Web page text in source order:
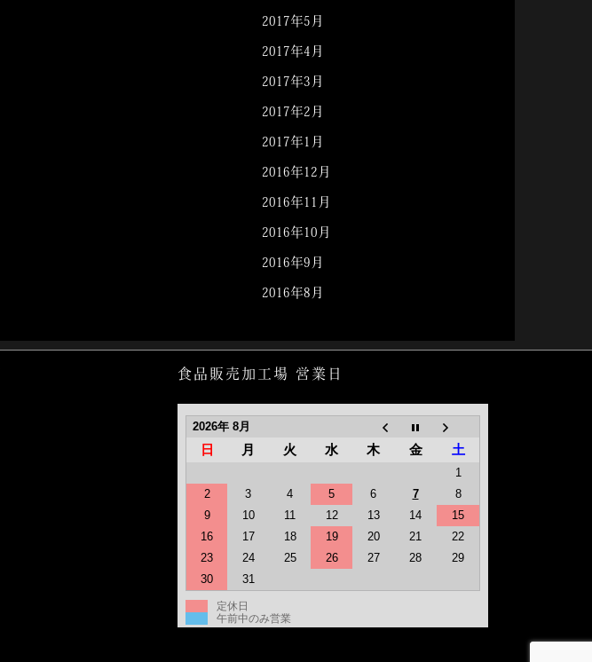
2017年5月
2017年4月
2017年3月
2017年2月
2017年1月
2016年12月
2016年11月
2016年10月
2016年9月
2016年8月
食品販売加工場 営業日
2026年 8月
日 月 火 水 木 金 土
1
2
3 4 5 6 7
8
9
10 11 12 13 14
15
16
17 18 19 20 21
22
23
24 25 26 27 28
29
30
31
定休日
午前中のみ営業